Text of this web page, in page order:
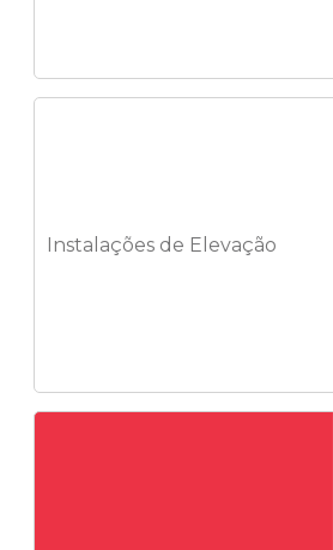
Instalações de Elevação